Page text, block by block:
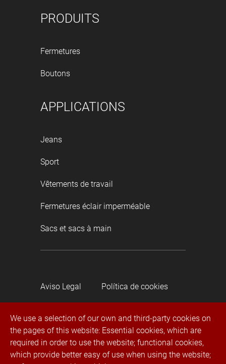
PRODUITS
Fermetures
Boutons
APPLICATIONS
Jeans
Sport
Vêtements de travail
Fermetures éclair imperméable
Sacs et sacs à main
Aviso Legal Política de cookies
Política de privacidad
Canal de denuncias
We use a selection of our own and third-party cookies on
the pages of this website: Essential cookies, which are
required in order to use the website; functional cookies,
which provide better easy of use when using the website;